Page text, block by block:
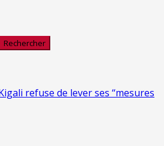
refuse de lever ses ‘‘mesures